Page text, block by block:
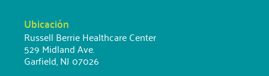
Ubicación
Russell Berrie Healthcare Center
529 Midland Ave.
Garfield, NJ 07026